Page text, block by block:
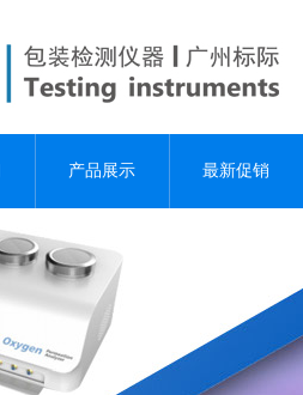
产品展示 最新促销